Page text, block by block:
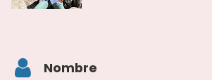
Nombre